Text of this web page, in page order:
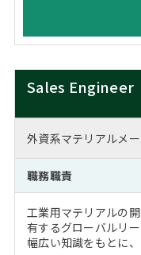
Sales Engineer
外資系マテリアルメ
職務職責
工業用マテリアルの
有するグローバルリ
幅広い知識をもとに